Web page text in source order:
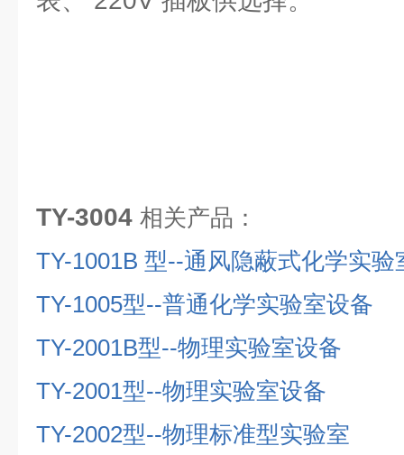
TY-3004 相关产品：
TY-1001B 型--通风隐蔽式化学实验
TY-1005型--普通化学实验室设备
TY-2001B型--物理实验室设备
TY-2001型--物理实验室设备
TY-2002型--物理标准型实验室